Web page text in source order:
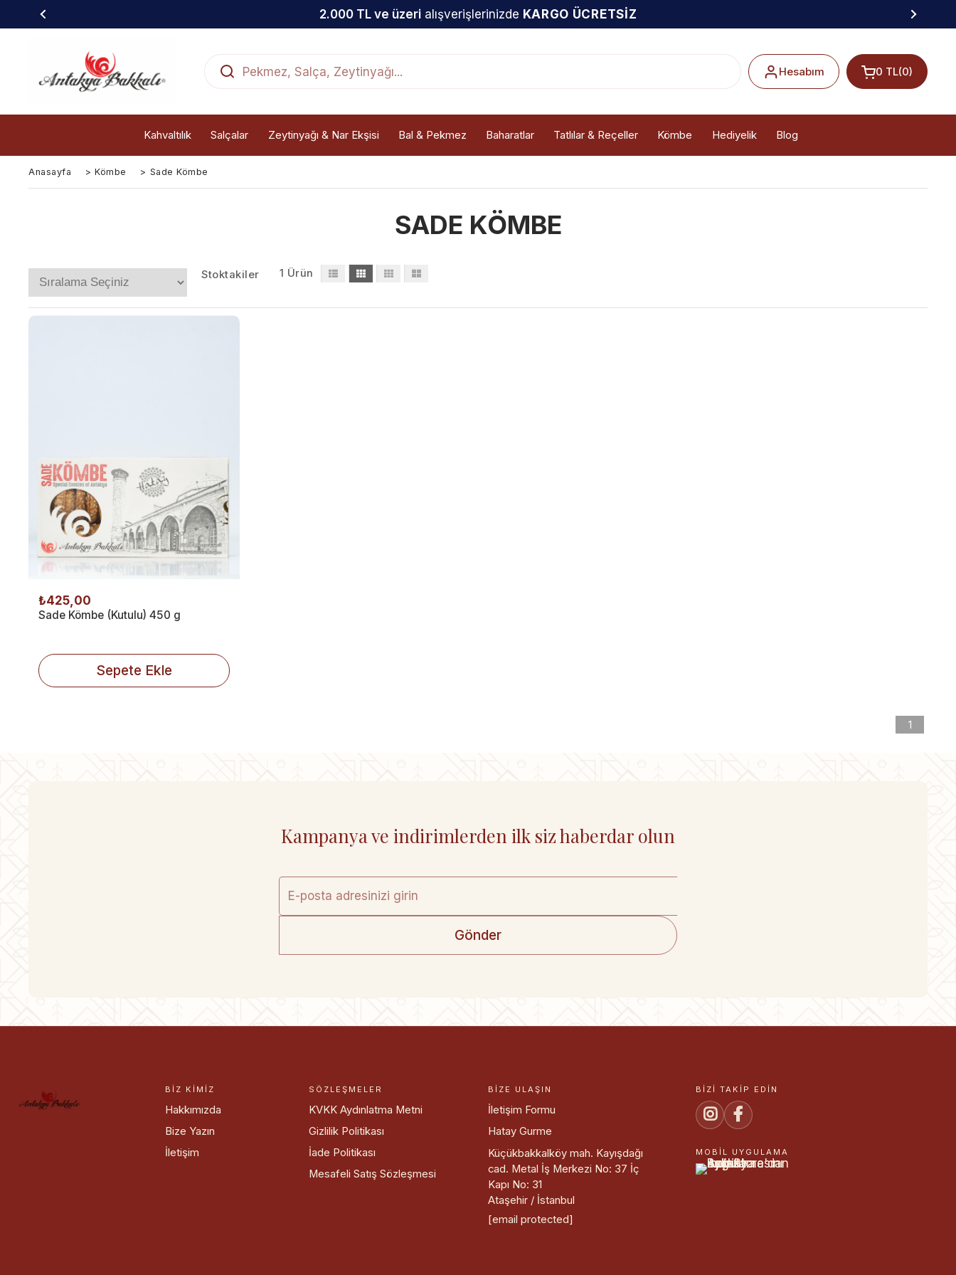
2.000 TL ve üzerialışverişlerinizde KARGO ÜCRETSİZ
Hesabım 0 TL(0)
Kahvaltılık Salçalar Zeytinyağı & Nar Ekşisi Bal & Pekmez Baharatlar Tatlılar & Reçeller Kömbe Hediyelik Blog
Anasayfa > Kömbe > Sade Kömbe
SADE KÖMBE
Stoktakiler 1 Ürün
Sade Kömbe (Kutulu) 450 g
₺425,00
Sepete Ekle
1
Kampanya ve indirimlerden ilk siz haberdar olun
Gönder
BIZ KIMIZ
Hakkımızda
Bize Yazın
İletişim
SÖZLEŞMELER
KVKK Aydınlatma Metni
Gizlilik Politikası
İade Politikası
Mesafeli Satış Sözleşmesi
BIZE ULAŞIN
İletişim Formu
Hatay Gurme
Küçükbakkalköy mah. Kayışdağı
cad. Metal İş Merkezi No: 37 İç
Kapı No: 31
Ataşehir / İstanbul
[email protected]
BIZI TAKIP EDIN
MOBIL UYGULAMA